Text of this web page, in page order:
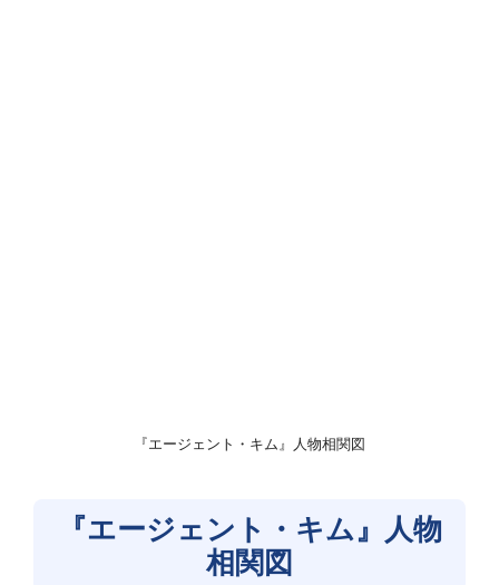
『エージェント・キム』人物相関図
『エージェント・キム』人物
相関図